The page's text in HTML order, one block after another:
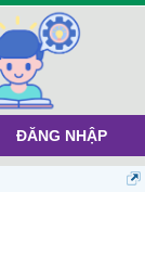
ĐĂNG NHẬP